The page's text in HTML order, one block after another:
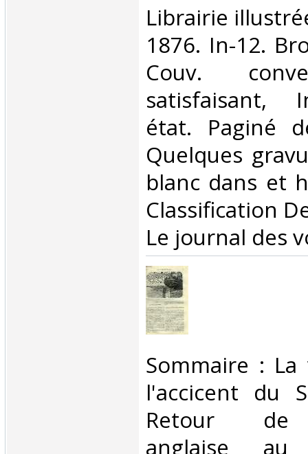
‎Librairie
1876. In-12.
Couv.
satisfaisant,
état. Paginé
Quelques
blanc dans et
Classification
Le journal des
‎Sommaire :
l'accicent du
Retour de
anglaise